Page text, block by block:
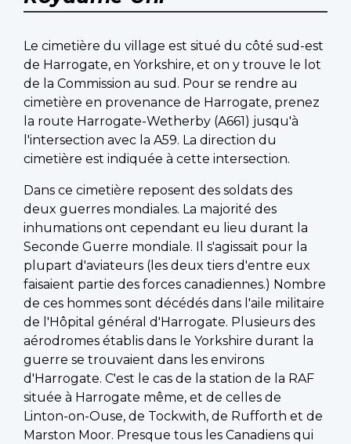
Le cimetière du village est situé du côté sud-est
de Harrogate, en Yorkshire, et on y trouve le lot
de la Commission au sud. Pour se rendre au
cimetière en provenance de Harrogate, prenez
la route Harrogate-Wetherby (A661) jusqu'à
l'intersection avec la A59. La direction du
cimetière est indiquée à cette intersection.
Dans ce cimetière reposent des soldats des
deux guerres mondiales. La majorité des
inhumations ont cependant eu lieu durant la
Seconde Guerre mondiale. Il s'agissait pour la
plupart d'aviateurs (les deux tiers d'entre eux
faisaient partie des forces canadiennes.) Nombre
de ces hommes sont décédés dans l'aile militaire
de l'Hôpital général d'Harrogate. Plusieurs des
aérodromes établis dans le Yorkshire durant la
guerre se trouvaient dans les environs
d'Harrogate. C'est le cas de la station de la RAF
située à Harrogate même, et de celles de
Linton-on-Ouse, de Tockwith, de Rufforth et de
Marston Moor. Presque tous les Canadiens qui